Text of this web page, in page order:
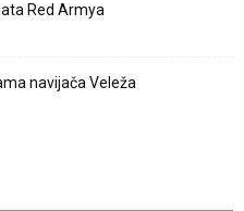
Red Armya
navijača Veleža